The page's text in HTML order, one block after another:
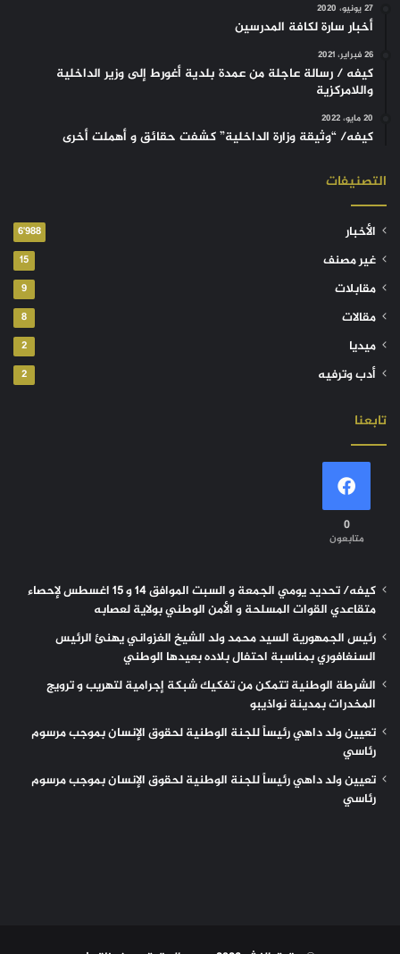
27 يونيو، 2020
أخبار سارة لكافة المدرسين
26 فبراير، 2021
كيفه / رسالة عاجلة من عمدة بلدية أغورط إلى وزير الداخلية
واللامركزية
20 مايو، 2022
كيفه/ “وثيقة وزارة الداخلية” كشفت حقائق و أهملت أخرى
التصنيفات
الأخبار 6٬988
غير مصنف 15
مقابلات 9
مقالات 8
ميديا 2
أدب وترفيه 2
تابعنا
0
متابعون
كيفه/ تحديد يومي الجمعة و السبت الموافق 14 و 15 اغسطس لإحصاء
متقاعدي القوات المسلحة و الأمن الوطني بولاية لعصابه
رئيس الجمهورية السيد محمد ولد الشيخ الغزواني يهنئ الرئيس
السنغافوري بمناسبة احتفال بلاده بعيدها الوطني
الشرطة الوطنية تتمكن من تفكيك شبكة إجرامية لتهريب و ترويج
المخدرات بمدينة نواذيبو
تعيين ولد داهي رئيساً للجنة الوطنية لحقوق الإنسان بموجب مرسوم
رئاسي
تعيين ولد داهي رئيساً للجنة الوطنية لحقوق الإنسان بموجب مرسوم
رئاسي